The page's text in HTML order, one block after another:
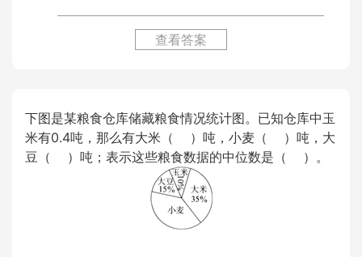
查看答案
下图是某粮食仓库储藏粮食情况统计图。已知仓库中玉
米有0.4吨，那么有大米（ ）吨，小麦（ ）吨，大
豆（ ）吨；表示这些粮食数据的中位数是（ ）。